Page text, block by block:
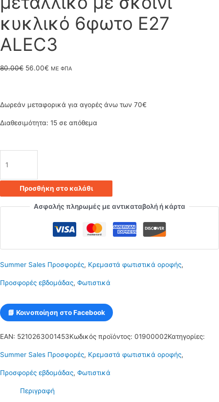
κυκλικό 6φωτο E27
ALEC3
80.00€ Original
was:
80.00€.
56.00€ Η
τιμή
είναι:
ΜΕ ΦΠΑ
Δωρεάν μεταφορικά για αγορές άνω των 70€
Διαθεσιμότητα: 15 σε απόθεμα
οροφής
με
σκοινί
κυκλικό
6φωτο
E27
ALEC3
ποσότητα
Προσθήκη στο καλάθι
Ασφαλής πληρωμές με αντικαταβολή ή κάρτα
Summer Sales Προσφορές, Κρεμαστά φωτιστικά οροφής,
Προσφορές εβδομάδας, Φωτιστικά
📘 Κοινοποίηση στο Facebook
EAN: 5210263001453Κωδικός προϊόντος: 01900002Κατηγορίες:
Summer Sales Προσφορές, Κρεμαστά φωτιστικά οροφής,
Προσφορές εβδομάδας, Φωτιστικά
Περιγραφή